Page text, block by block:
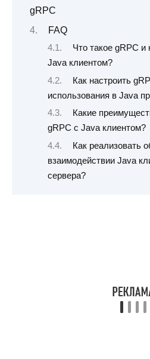
gRPC
FAQ
Что такое gRPC и
Java клиентом?
Как настроить
использования в Java
Какие
gRPC с Java клиентом?
Как реализовать
взаимодействии Java
сервера?